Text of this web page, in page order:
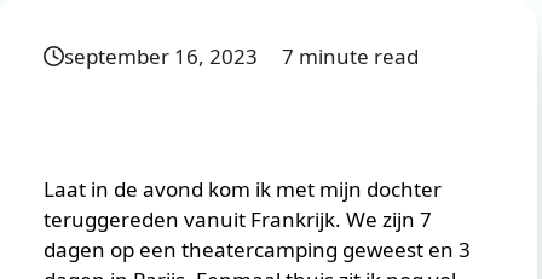
september 16, 2023 7 minute read
Laat in de avond kom ik met mijn dochter
teruggereden vanuit Frankrijk. We zijn 7
dagen op een theatercamping geweest en 3